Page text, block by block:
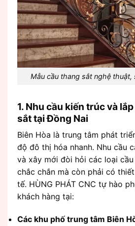
Mẫu cầu thang sắt nghệ thuật,
1. Nhu cầu kiến trúc và
sắt tại Đồng Nai
Biên Hòa là trung tâm phát
độ đô thị hóa nhanh. Nhu cầu
và xây mới đòi hỏi các loại
chắc chắn mà còn phải có
tế. HÙNG PHÁT CNC tự hào
khách hàng tại:
Các khu phố trung tâm Biên